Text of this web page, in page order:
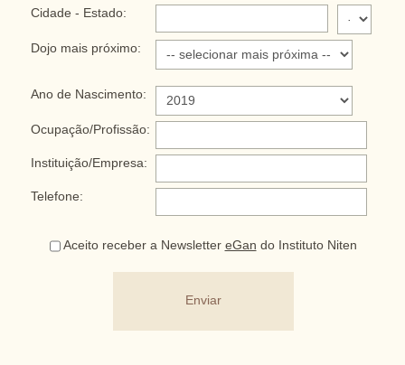
Cidade - Estado:
Dojo mais próximo:
Ano de Nascimento:
Ocupação/Profissão:
Instituição/Empresa:
Telefone:
Aceito receber a Newsletter eGan do Instituto Niten
Enviar